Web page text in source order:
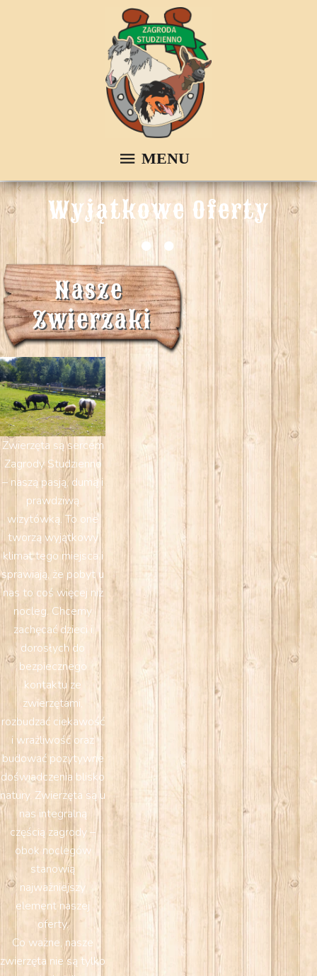
Wyjątkowe Oferty
Nasze
Zwierzaki
Zwierzęta są sercem
Zagrody Studzienno
– naszą pasją, dumą i
prawdziwą
wizytówką. To one
tworzą wyjątkowy
klimat tego miejsca i
sprawiają, że pobyt u
nas to coś więcej niż
nocleg. Chcemy
zachęcać dzieci i
dorosłych do
bezpiecznego
kontaktu ze
zwierzętami,
rozbudzać ciekawość
i wrażliwość oraz
budować pozytywne
doświadczenia blisko
natury. Zwierzęta są u
nas integralną
częścią zagrody –
obok noclegów
stanowią
najważniejszy
element naszej
oferty.
Co ważne, nasze
zwierzęta nie są tylko